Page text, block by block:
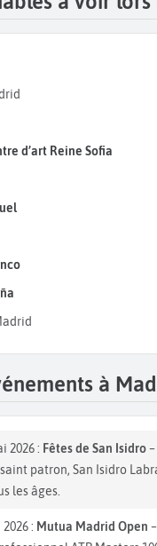
d’art Reine Sofia
à
2026 : Fêtes de San Isidro
patron, San Isidro
les âges.
: Mutua Madrid Open